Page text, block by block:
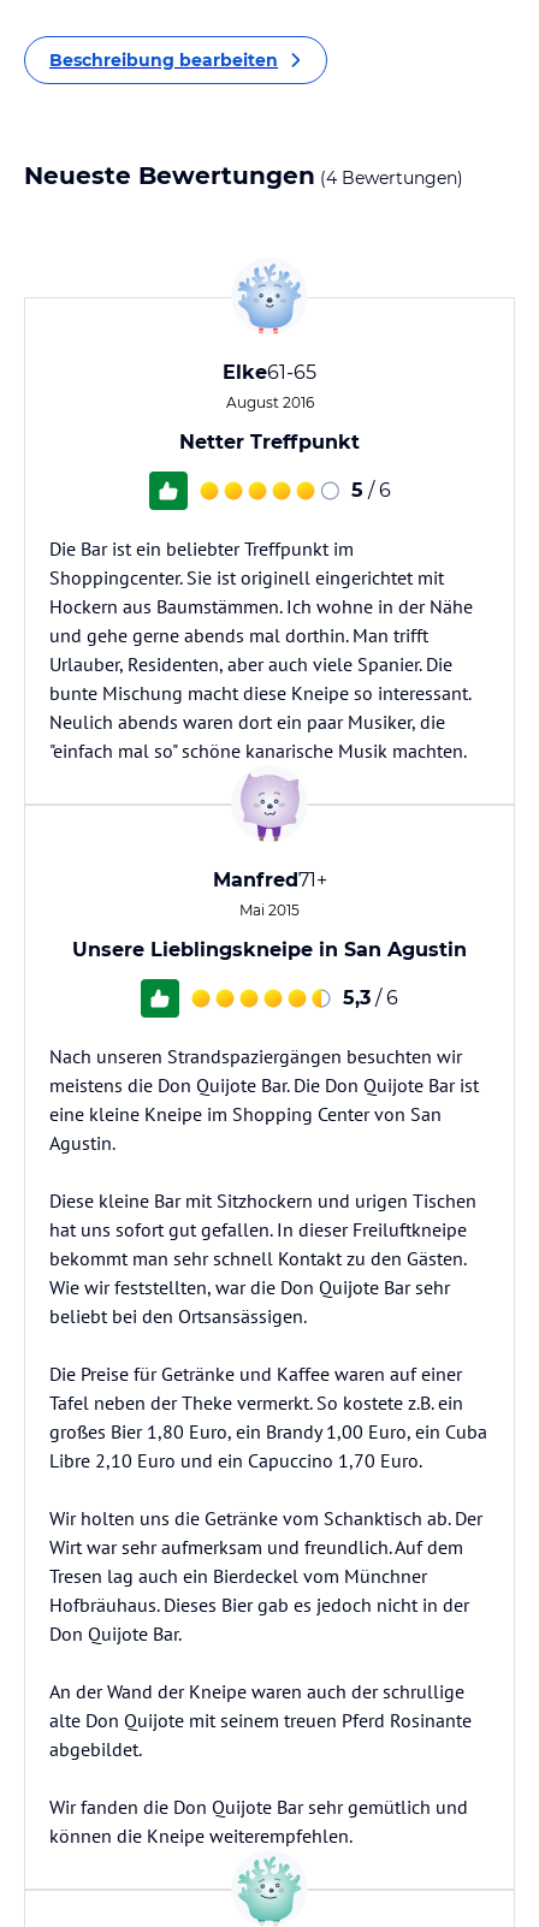
Beschreibung bearbeiten
Neueste Bewertungen (4 Bewertungen)
Elke61-65
August 2016
Netter Treffpunkt
5 / 6
Die Bar ist ein beliebter Treffpunkt im
Shoppingcenter. Sie ist originell eingerichtet mit
Hockern aus Baumstämmen. Ich wohne in der Nähe
und gehe gerne abends mal dorthin. Man trifft
Urlauber, Residenten, aber auch viele Spanier. Die
bunte Mischung macht diese Kneipe so interessant.
Neulich abends waren dort ein paar Musiker, die
"einfach mal so" schöne kanarische Musik machten.
Manfred71+
Mai 2015
Unsere Lieblingskneipe in San Agustin
5,3 / 6
Nach unseren Strandspaziergängen besuchten wir
meistens die Don Quijote Bar. Die Don Quijote Bar ist
eine kleine Kneipe im Shopping Center von San
Agustin.
Diese kleine Bar mit Sitzhockern und urigen Tischen
hat uns sofort gut gefallen. In dieser Freiluftkneipe
bekommt man sehr schnell Kontakt zu den Gästen.
Wie wir feststellten, war die Don Quijote Bar sehr
beliebt bei den Ortsansässigen.
Die Preise für Getränke und Kaffee waren auf einer
Tafel neben der Theke vermerkt. So kostete z.B. ein
großes Bier 1,80 Euro, ein Brandy 1,00 Euro, ein Cuba
Libre 2,10 Euro und ein Capuccino 1,70 Euro.
Wir holten uns die Getränke vom Schanktisch ab. Der
Wirt war sehr aufmerksam und freundlich. Auf dem
Tresen lag auch ein Bierdeckel vom Münchner
Hofbräuhaus. Dieses Bier gab es jedoch nicht in der
Don Quijote Bar.
An der Wand der Kneipe waren auch der schrullige
alte Don Quijote mit seinem treuen Pferd Rosinante
abgebildet.
Wir fanden die Don Quijote Bar sehr gemütlich und
können die Kneipe weiterempfehlen.